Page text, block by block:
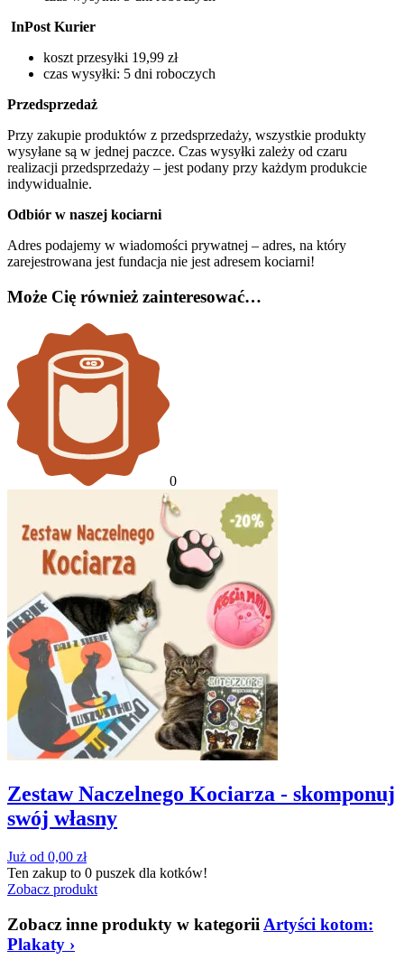
InPost Kurier
koszt przesyłki 19,99 zł
czas wysyłki: 5 dni roboczych
Przedsprzedaż
Przy zakupie produktów z przedsprzedaży, wszystkie produkty
wysyłane są w jednej paczce. Czas wysyłki zależy od czaru
realizacji przedsprzedaży – jest podany przy każdym produkcie
indywidualnie.
Odbiór w naszej kociarni
Adres podajemy w wiadomości prywatnej – adres, na który
zarejestrowana jest fundacja nie jest adresem kociarni!
Może Cię również zainteresować…
0
Zestaw Naczelnego Kociarza - skomponuj
swój własny
Już od 0,00 zł
Ten zakup to 0 puszek dla kotków!
Zobacz produkt
Zobacz inne produkty w kategorii Artyści kotom:
Plakaty ›